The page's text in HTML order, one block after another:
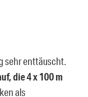
sehr enttäuscht.
die 4 x 100 m
als